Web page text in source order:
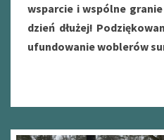
wsparcie i wspólne
dzień dłużej!
ufundowanie woblerów